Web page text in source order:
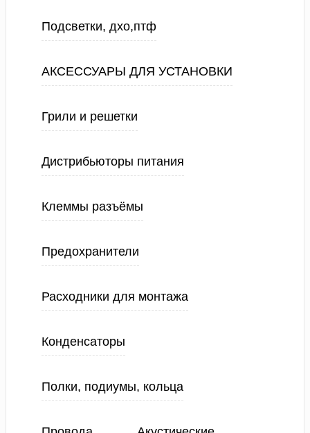
Подсветки, дхо,птф
АКСЕССУАРЫ ДЛЯ УСТАНОВКИ
Грили и решетки
Дистрибьюторы питания
Клеммы разъёмы
Предохранители
Расходники для монтажа
Конденсаторы
Полки, подиумы, кольца